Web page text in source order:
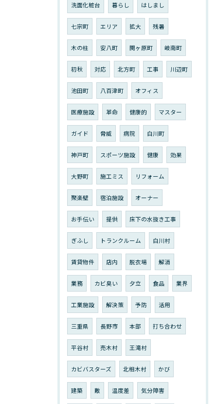
洗面化粧台 暮らし はしまし
七宗町 エリア 拡大 残暑
木の柱 安八町 関ヶ原町 岐南町
初秋 対応 北方町 工事 川辺町
池田町 八百津町 オフィス
医療施設 革命 健康的 マスター
ガイド 脅威 病院 白川町
神戸町 スポーツ施設 健康 効果
大野町 施工ミス リフォーム
聚楽壁 宿泊施設 オーナー
お手伝い 提供 床下の水抜き工事
ぎふし トランクルーム 白川村
賃貸物件 店内 脱衣場 解消
業務 カビ臭い 夕立 食品 業界
工業施設 解決策 予防 活用
三重県 長野市 本部 打ち合わせ
平谷村 売木村 王滝村
カビバスターズ 北相木村 かび
建築 敵 温度差 気分障害